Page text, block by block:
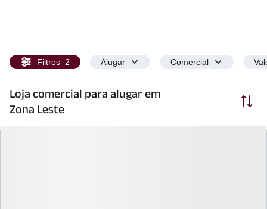
Filtros 2 Alugar Comercial
Loja comercial para alugar em
Zona Leste
Ordenar